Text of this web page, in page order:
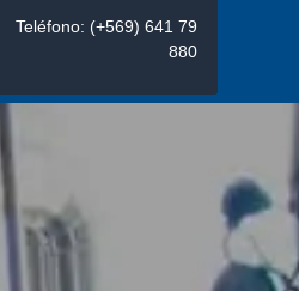
Teléfono: (+569) 641 79
880